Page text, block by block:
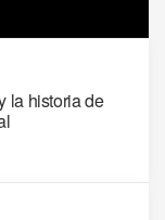
la historia de